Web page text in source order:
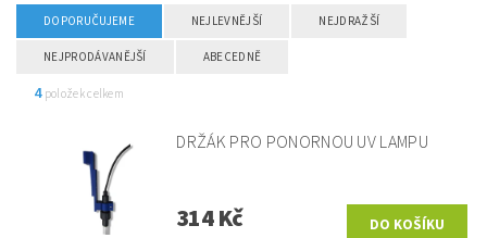
DOPORUČUJEME NEJLEVNĚJŠÍ NEJDRAŽŠÍ
NEJPRODÁVANĚJŠÍ ABECEDNĚ
4položek celkem
DRŽÁK PRO PONORNOU UV LAMPU
314 Kč